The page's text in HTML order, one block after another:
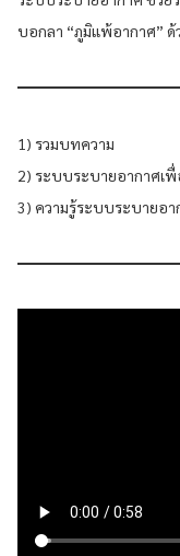
บอกลา “ภูมิแพ้อากาศ” ด้
1) รวมบทความ
2) ระบบระบายอากาศเ
3) ความรู้ระบบระบายอา